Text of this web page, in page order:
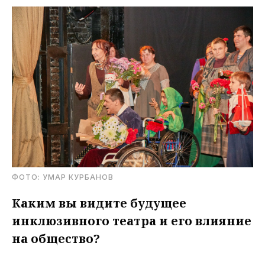
ФОТО: УМАР КУРБАНОВ
Каким вы видите будущее
инклюзивного театра и его влияние
на общество?